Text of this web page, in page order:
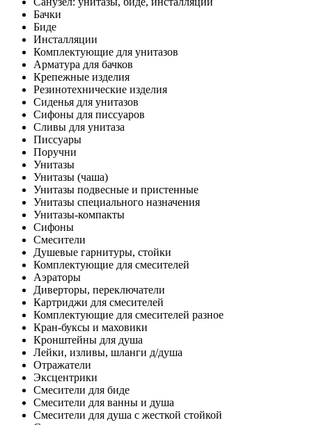
Бачки
Биде
Инсталляции
Комплектующие для унитазов
Арматура для бачков
Крепежные изделия
Резинотехнические изделия
Сиденья для унитазов
Сифоны для писсуаров
Сливы для унитаза
Писсуары
Поручни
Унитазы
Унитазы (чаша)
Унитазы подвесные и пристенные
Унитазы специального назначения
Унитазы-компакты
Сифоны
Смесители
Душевые гарнитуры, стойки
Комплектующие для смесителей
Аэраторы
Диверторы, переключатели
Картриджи для смесителей
Комплектующие для смесителей разное
Кран-буксы и маховики
Кронштейны для душа
Лейки, изливы, шланги д/душа
Отражатели
Эксцентрики
Смесители для биде
Смесители для ванны и душа
Смесители для душа с жесткой стойкой